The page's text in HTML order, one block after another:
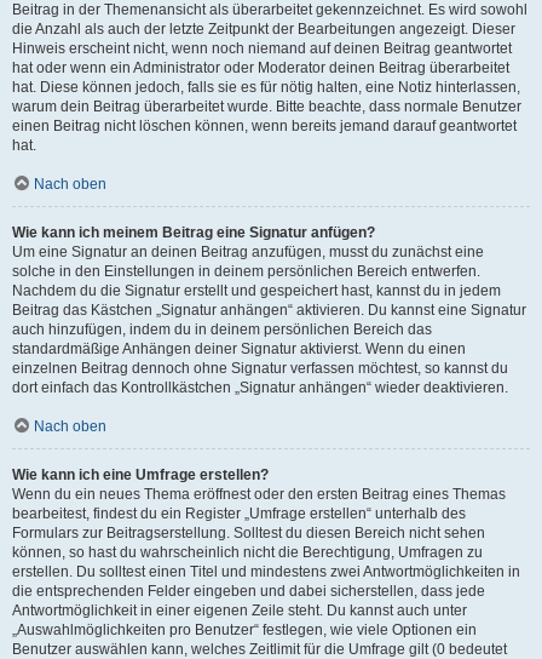
Beitrag in der Themenansicht als überarbeitet gekennzeichnet. Es wird sowohl
die Anzahl als auch der letzte Zeitpunkt der Bearbeitungen angezeigt. Dieser
Hinweis erscheint nicht, wenn noch niemand auf deinen Beitrag geantwortet
hat oder wenn ein Administrator oder Moderator deinen Beitrag überarbeitet
hat. Diese können jedoch, falls sie es für nötig halten, eine Notiz hinterlassen,
warum dein Beitrag überarbeitet wurde. Bitte beachte, dass normale Benutzer
einen Beitrag nicht löschen können, wenn bereits jemand darauf geantwortet
hat.
Nach oben
Wie kann ich meinem Beitrag eine Signatur anfügen?
Um eine Signatur an deinen Beitrag anzufügen, musst du zunächst eine
solche in den Einstellungen in deinem persönlichen Bereich entwerfen.
Nachdem du die Signatur erstellt und gespeichert hast, kannst du in jedem
Beitrag das Kästchen „Signatur anhängen“ aktivieren. Du kannst eine Signatur
auch hinzufügen, indem du in deinem persönlichen Bereich das
standardmäßige Anhängen deiner Signatur aktivierst. Wenn du einen
einzelnen Beitrag dennoch ohne Signatur verfassen möchtest, so kannst du
dort einfach das Kontrollkästchen „Signatur anhängen“ wieder deaktivieren.
Nach oben
Wie kann ich eine Umfrage erstellen?
Wenn du ein neues Thema eröffnest oder den ersten Beitrag eines Themas
bearbeitest, findest du ein Register „Umfrage erstellen“ unterhalb des
Formulars zur Beitragserstellung. Solltest du diesen Bereich nicht sehen
können, so hast du wahrscheinlich nicht die Berechtigung, Umfragen zu
erstellen. Du solltest einen Titel und mindestens zwei Antwortmöglichkeiten in
die entsprechenden Felder eingeben und dabei sicherstellen, dass jede
Antwortmöglichkeit in einer eigenen Zeile steht. Du kannst auch unter
„Auswahlmöglichkeiten pro Benutzer“ festlegen, wie viele Optionen ein
Benutzer auswählen kann, welches Zeitlimit für die Umfrage gilt (0 bedeutet